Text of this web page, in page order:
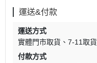
運送&付款
運送方式
實體門市取貨
7-11取貨
付款方式